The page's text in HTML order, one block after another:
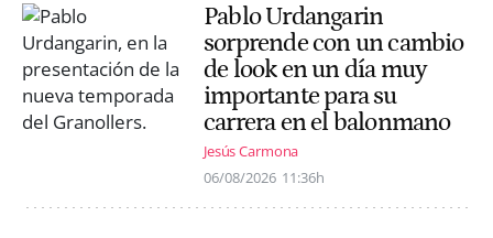
Pablo Urdangarin
sorprende con un cambio
de look en un día muy
importante para su
carrera en el balonmano
Jesús Carmona
06/08/2026 11:36h